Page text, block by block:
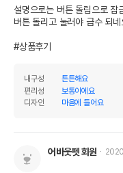
설명으로는 버튼 돌림으로 잠
버튼 돌리고 눌러야 급수 되
#상품후기
내구성
튼튼해요
편리성
보통이에요
디자인
마음에 들어요
어바웃펫 회원